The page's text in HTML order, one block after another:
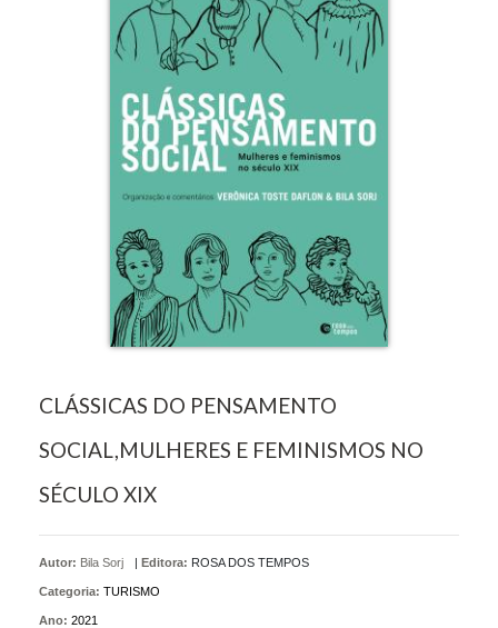
CLÁSSICAS DO PENSAMENTO
SOCIAL,MULHERES E FEMINISMOS NO
SÉCULO XIX
Autor: Bila Sorj | Editora: ROSA DOS TEMPOS
Categoria: TURISMO
Ano: 2021